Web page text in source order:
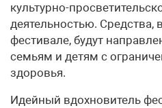
культурно-
деятельностью. Средства,
фестивале, будут
семьям и детям с
здоровья.
Идейный вдохновитель